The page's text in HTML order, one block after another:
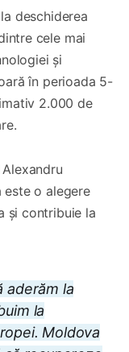
deschiderea
cele mai
și
în perioada 5-
2.000 de
este o alegere
și contribuie la
aderăm la
la
Moldova